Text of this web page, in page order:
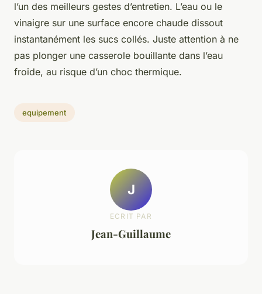
l’un des meilleurs gestes d’entretien. L’eau ou le
vinaigre sur une surface encore chaude dissout
instantanément les sucs collés. Juste attention à ne
pas plonger une casserole bouillante dans l’eau
froide, au risque d’un choc thermique.
equipement
J
ECRIT PAR
Jean-Guillaume